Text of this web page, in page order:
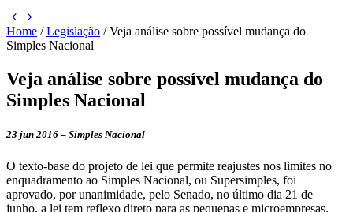
Home /Legislação /Veja análise sobre possível mudança do
Simples Nacional
Veja análise sobre possível mudança do
Simples Nacional
23 jun 2016 – Simples Nacional
O texto-base do projeto de lei que permite reajustes nos limites no
enquadramento ao Simples Nacional, ou Supersimples, foi
aprovado, por unanimidade, pelo Senado, no último dia 21 de
junho, a lei tem reflexo direto para as pequenas e microempresas.